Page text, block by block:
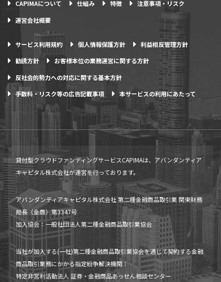
CAPIMAについて 仕組み 特徴
注意事項・リスク
運営会社概要
サービス利用規約 個人情報保護方針
利益相反管理方針
勧誘方針
お客様本位の業務運営に関する方針
反社会的勢力への対応に関する基本方針
手数料・リスク等の広告記載事項
本サービスの利用にあたって
貸付型クラウドファンディングサービスCAPIMAは、アバンダンティア
キャピタル株式会社が運営を行っております。
アバンダンティアキャピタル株式会社 第二種金融商品取引業 関東財務
局長（金商）第3347号
加入協会：一般社団法人第二種金融商品取引業協会
当社が加入する(一社)第二種金融商品取引業協会を通じて契約する金融
商品取引業務にかかる指定紛争解決機関：
特定非営利活動法人 証券・金融商品あっせん相談センター